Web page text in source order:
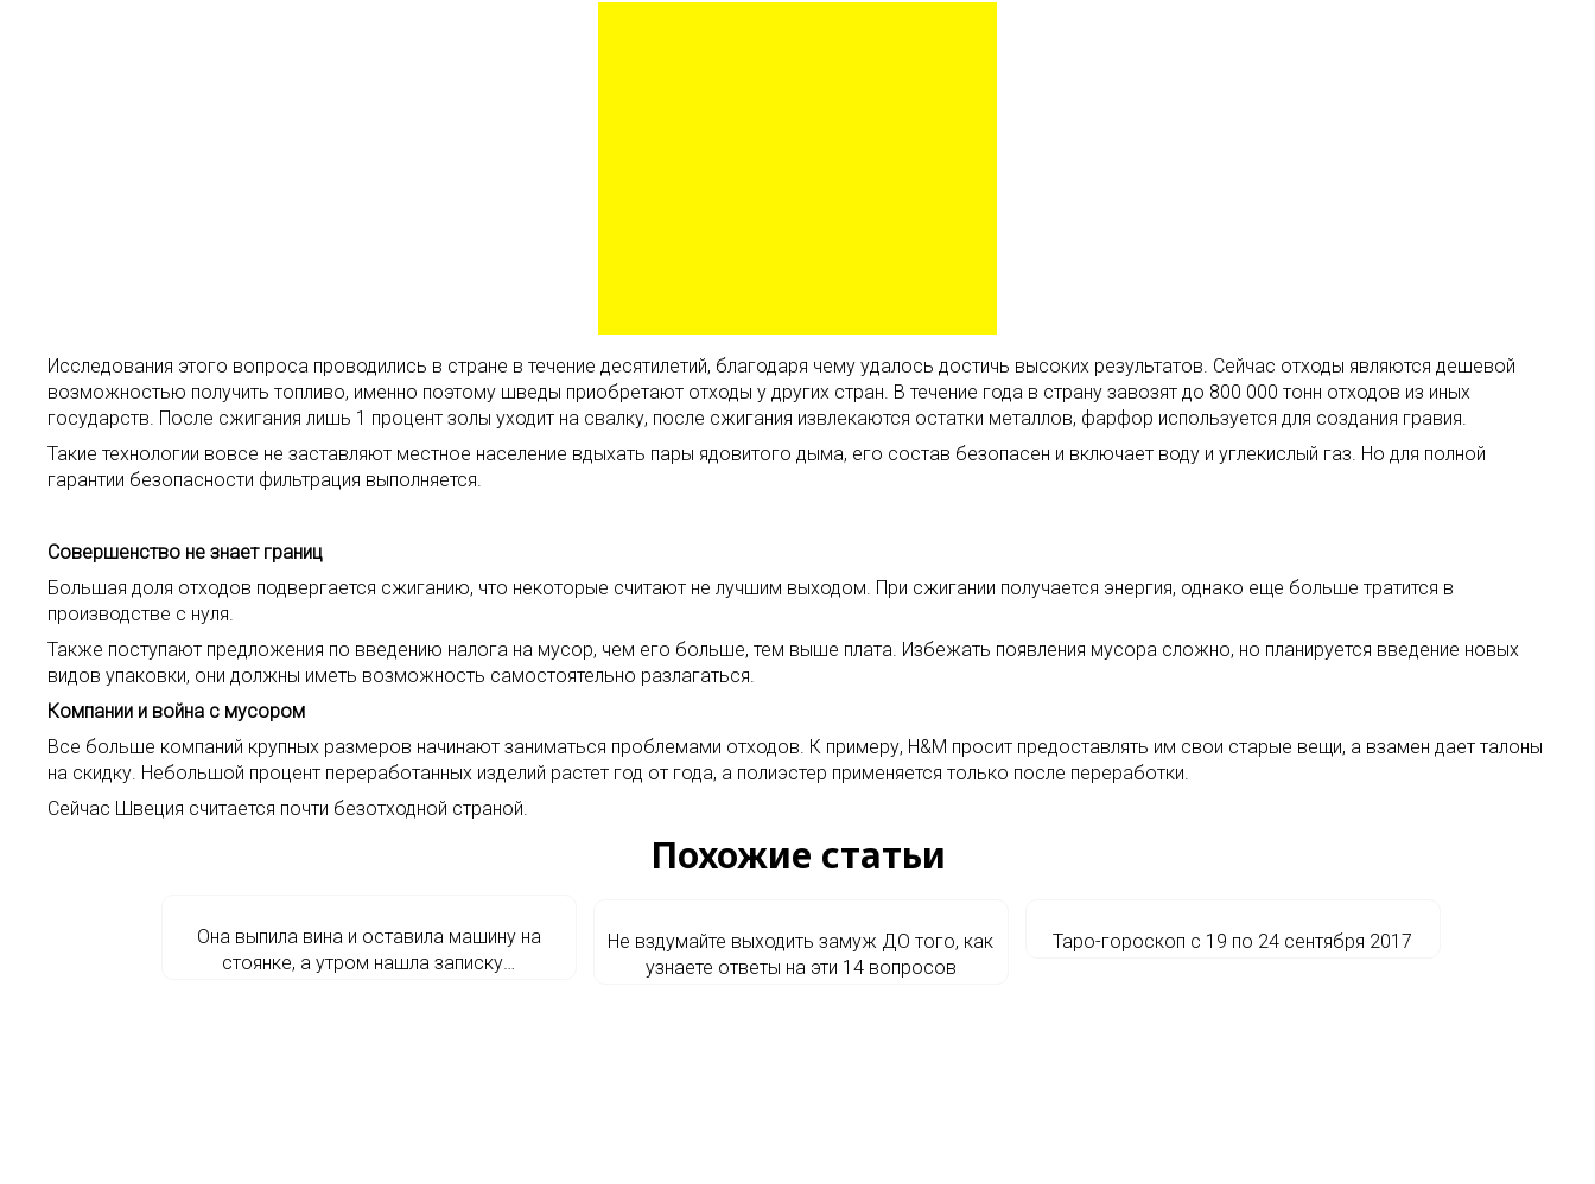
Исследования этого вопроса проводились в стране в течение десятилетий, благодаря чему удалось достичь высоких результатов. Сейчас отходы являются дешевой
возможностью получить топливо, именно поэтому шведы приобретают отходы у других стран. В течение года в страну завозят до 800 000 тонн отходов из иных
государств. После сжигания лишь 1 процент золы уходит на свалку, после сжигания извлекаются остатки металлов, фарфор используется для создания гравия.
Такие технологии вовсе не заставляют местное население вдыхать пары ядовитого дыма, его состав безопасен и включает воду и углекислый газ. Но для полной
гарантии безопасности фильтрация выполняется.
Совершенство не знает границ
Большая доля отходов подвергается сжиганию, что некоторые считают не лучшим выходом. При сжигании получается энергия, однако еще больше тратится в
производстве с нуля.
Также поступают предложения по введению налога на мусор, чем его больше, тем выше плата. Избежать появления мусора сложно, но планируется введение новых
видов упаковки, они должны иметь возможность самостоятельно разлагаться.
Компании и война с мусором
Все больше компаний крупных размеров начинают заниматься проблемами отходов. К примеру, H&M просит предоставлять им свои старые вещи, а взамен дает талоны
на скидку. Небольшой процент переработанных изделий растет год от года, а полиэстер применяется только после переработки.
Сейчас Швеция считается почти безотходной страной.
Похожие статьи
Она выпила вина и оставила машину на
стоянке, а утром нашла записку…
Не вздумайте выходить замуж ДО того, как
узнаете ответы на эти 14 вопросов
Таро-гороскоп с 19 по 24 сентября 2017